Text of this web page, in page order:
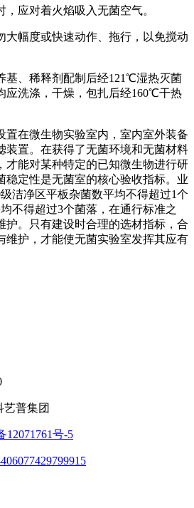
对着火焰吸入无菌空气。
度或快速动作、拖行，以免搅动
、稀释剂配制后经121℃湿热灭菌
应洗涤，干燥，包扎后经160℃干热
微生物实验室内，室内室外装备
装置。在获得了无菌环境和无菌材料
才能对某种特定的已知微生物进行研
稳定性是无菌室的核心验收指标。业
洁净区平板杂菌数平均不得超过1个
不得超过3个菌落，在通行标准之
护。只有建设时合理的选材指标，合
维护，才能使无菌实验室发挥其应有
艺普集团
12071761号-5